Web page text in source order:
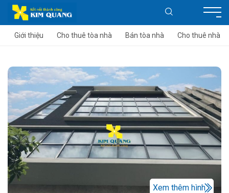
Giới thiệu Cho thuê tòa nhà Bán tòa nhà Cho thuê nhà
Xem thêm hình